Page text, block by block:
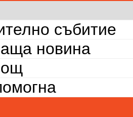
събитие
новина